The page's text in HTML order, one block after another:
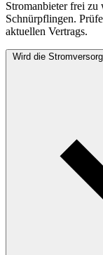
Stromanbieter frei
Schnürpflingen.
aktuellen Vertrags.
Wird die